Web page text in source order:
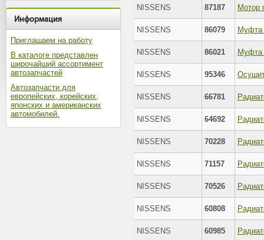
Информация
Приглашаем на работу
В каталоге представлен
широчайший ассортимент
автозапчастей
Автозапчасти для
европейских, корейских,
японских и американских
автомобилей.
NISSENS 87187
NISSENS 86079 Муфта
NISSENS 86021 Муфта
NISSENS 95346
NISSENS 66781
NISSENS 64692
NISSENS 70228
NISSENS 71157
NISSENS 70526
NISSENS 60808
NISSENS 60985